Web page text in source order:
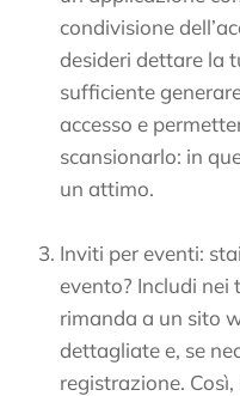
condivisione
desideri dettare la
sufficiente
accesso e
scansionarlo: in
un attimo.
Inviti per eventi:
evento? Includi nei
rimanda a un sito
dettagliate e, se
registrazione.